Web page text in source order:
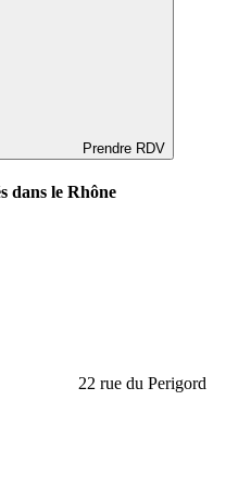
Prendre RDV
dans le Rhône
22 rue du Perigord